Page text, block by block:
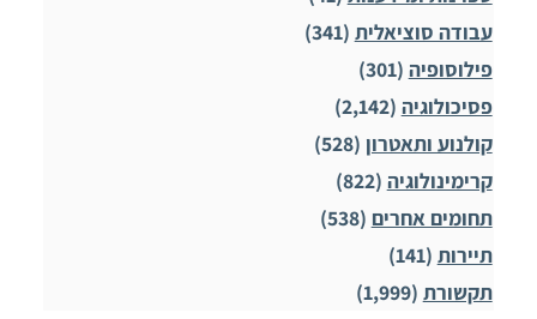
עבודה סוציאלית (341)
פילוסופיה (301)
פסיכולוגיה (2,142)
קולנוע ותאטרון (528)
קרימינולוגיה (822)
תחומים אחרים (538)
תיירות (141)
תקשורת (1,999)